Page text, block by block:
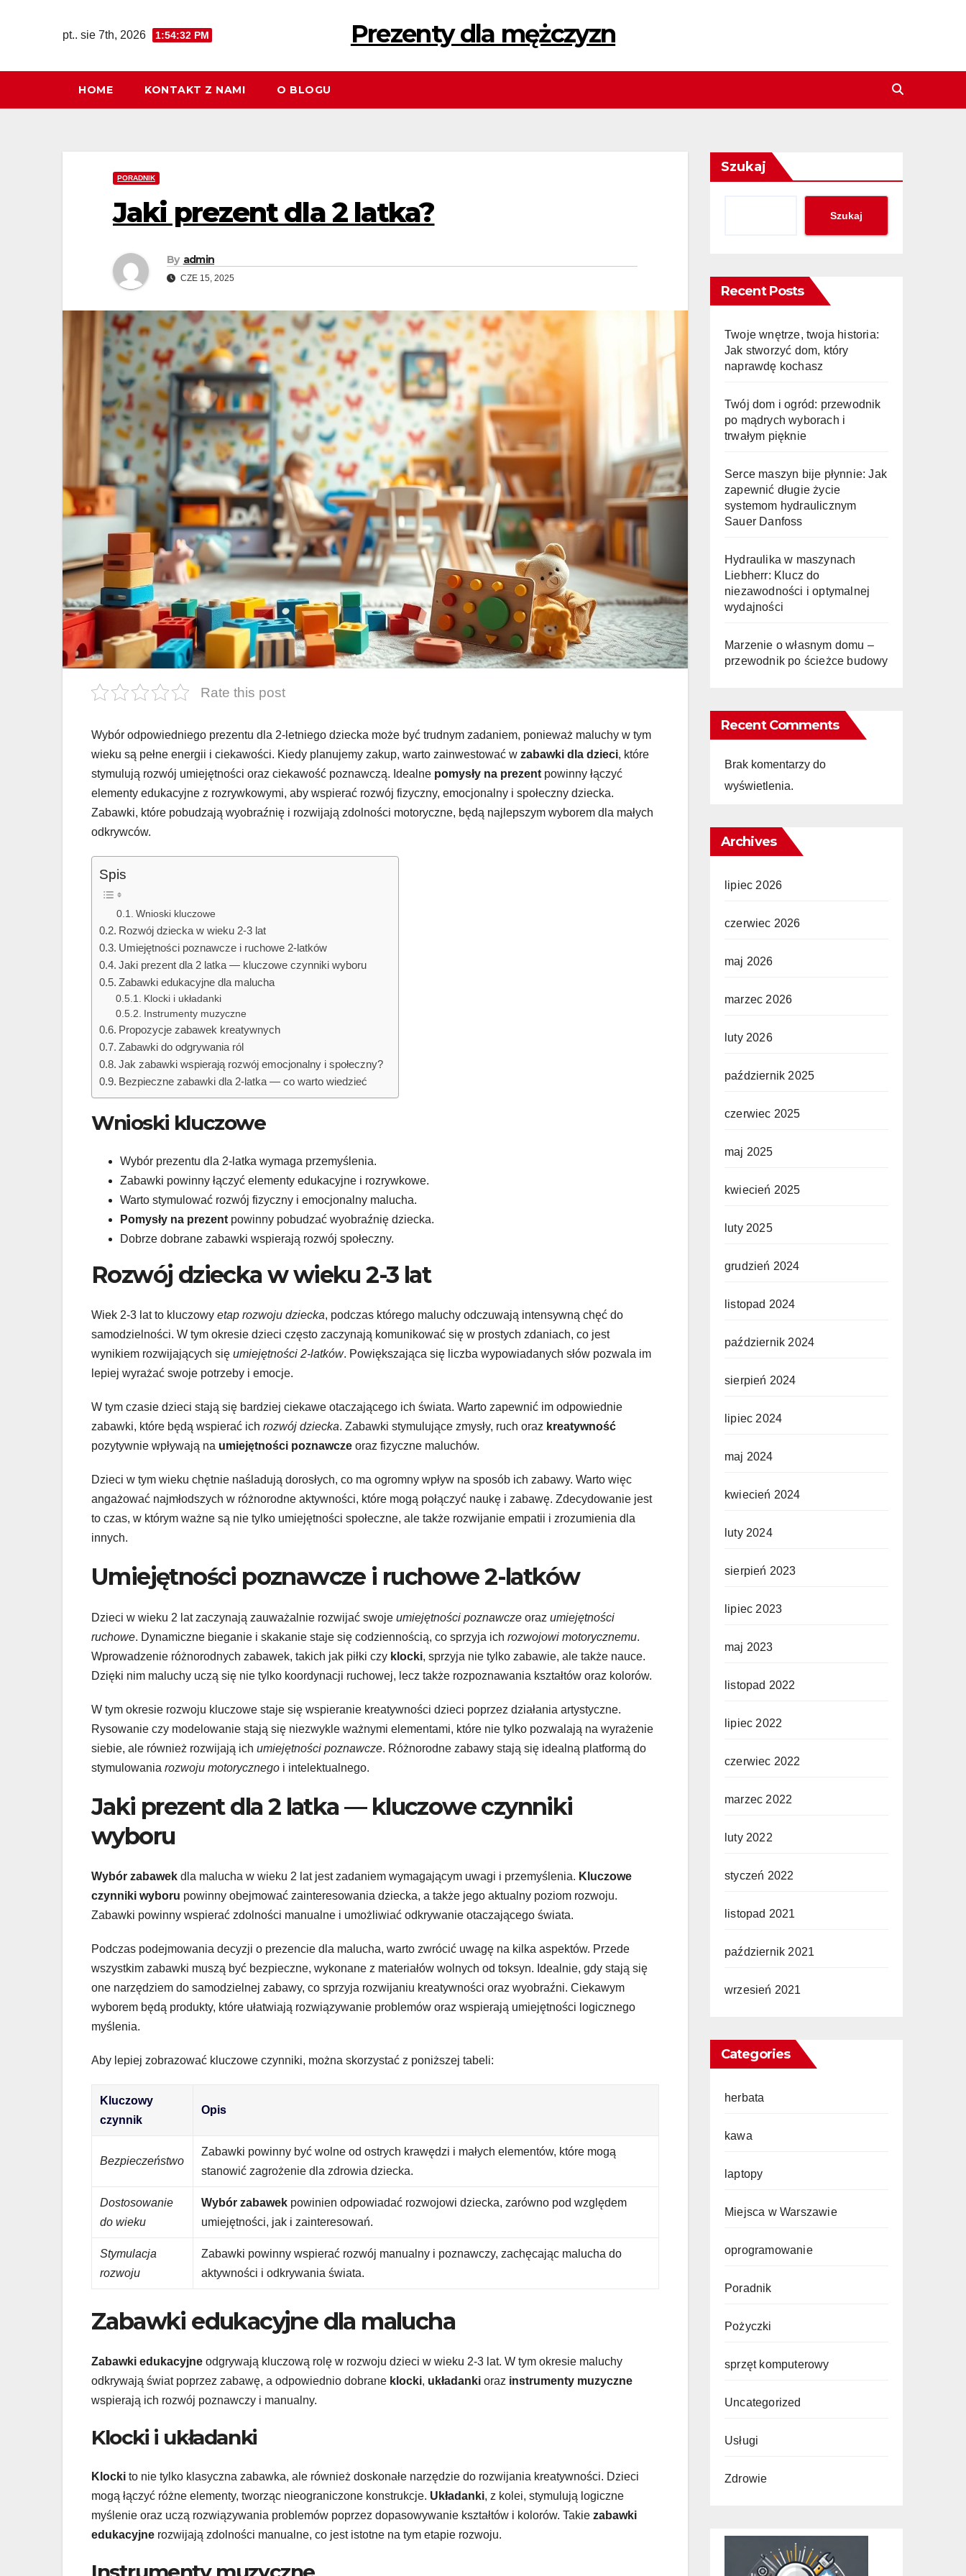
pt.. sie 7th, 2026 1:54:33 PM Prezenty dla mężczyzn
HOME KONTAKT Z NAMI O BLOGU
PORADNIK
Jaki prezent dla 2 latka?
By admin
CZE 15, 2025
Rate this post
Wybór odpowiedniego prezentu dla 2-letniego dziecka może być trudnym zadaniem, ponieważ maluchy w tym
wieku są pełne energii i ciekawości. Kiedy planujemy zakup, warto zainwestować w zabawki dla dzieci, które
stymulują rozwój umiejętności oraz ciekawość poznawczą. Idealne pomysły na prezent powinny łączyć
elementy edukacyjne z rozrywkowymi, aby wspierać rozwój fizyczny, emocjonalny i społeczny dziecka.
Zabawki, które pobudzają wyobraźnię i rozwijają zdolności motoryczne, będą najlepszym wyborem dla małych
odkrywców.
Spis
Wnioski kluczowe
Rozwój dziecka w wieku 2-3 lat
Umiejętności poznawcze i ruchowe 2-latków
Jaki prezent dla 2 latka — kluczowe czynniki wyboru
Zabawki edukacyjne dla malucha
Klocki i układanki
Instrumenty muzyczne
Propozycje zabawek kreatywnych
Zabawki do odgrywania ról
Jak zabawki wspierają rozwój emocjonalny i społeczny?
Bezpieczne zabawki dla 2-latka — co warto wiedzieć
Wnioski kluczowe
Wybór prezentu dla 2-latka wymaga przemyślenia.
Zabawki powinny łączyć elementy edukacyjne i rozrywkowe.
Warto stymulować rozwój fizyczny i emocjonalny malucha.
Pomysły na prezent powinny pobudzać wyobraźnię dziecka.
Dobrze dobrane zabawki wspierają rozwój społeczny.
Rozwój dziecka w wieku 2-3 lat
Wiek 2-3 lat to kluczowy etap rozwoju dziecka, podczas którego maluchy odczuwają intensywną chęć do
samodzielności. W tym okresie dzieci często zaczynają komunikować się w prostych zdaniach, co jest
wynikiem rozwijających się umiejętności 2-latków. Powiększająca się liczba wypowiadanych słów pozwala im
lepiej wyrażać swoje potrzeby i emocje.
W tym czasie dzieci stają się bardziej ciekawe otaczającego ich świata. Warto zapewnić im odpowiednie
zabawki, które będą wspierać ich rozwój dziecka. Zabawki stymulujące zmysły, ruch oraz kreatywność
pozytywnie wpływają na umiejętności poznawcze oraz fizyczne maluchów.
Dzieci w tym wieku chętnie naśladują dorosłych, co ma ogromny wpływ na sposób ich zabawy. Warto więc
angażować najmłodszych w różnorodne aktywności, które mogą połączyć naukę i zabawę. Zdecydowanie jest
to czas, w którym ważne są nie tylko umiejętności społeczne, ale także rozwijanie empatii i zrozumienia dla
innych.
Umiejętności poznawcze i ruchowe 2-latków
Dzieci w wieku 2 lat zaczynają zauważalnie rozwijać swoje umiejętności poznawcze oraz umiejętności
ruchowe. Dynamiczne bieganie i skakanie staje się codziennością, co sprzyja ich rozwojowi motorycznemu.
Wprowadzenie różnorodnych zabawek, takich jak piłki czy klocki, sprzyja nie tylko zabawie, ale także nauce.
Dzięki nim maluchy uczą się nie tylko koordynacji ruchowej, lecz także rozpoznawania kształtów oraz kolorów.
W tym okresie rozwoju kluczowe staje się wspieranie kreatywności dzieci poprzez działania artystyczne.
Rysowanie czy modelowanie stają się niezwykle ważnymi elementami, które nie tylko pozwalają na wyrażenie
siebie, ale również rozwijają ich umiejętności poznawcze. Różnorodne zabawy stają się idealną platformą do
stymulowania rozwoju motorycznego i intelektualnego.
Jaki prezent dla 2 latka — kluczowe czynniki
wyboru
Wybór zabawek dla malucha w wieku 2 lat jest zadaniem wymagającym uwagi i przemyślenia. Kluczowe
czynniki wyboru powinny obejmować zainteresowania dziecka, a także jego aktualny poziom rozwoju.
Zabawki powinny wspierać zdolności manualne i umożliwiać odkrywanie otaczającego świata.
Podczas podejmowania decyzji o prezencie dla malucha, warto zwrócić uwagę na kilka aspektów. Przede
wszystkim zabawki muszą być bezpieczne, wykonane z materiałów wolnych od toksyn. Idealnie, gdy stają się
one narzędziem do samodzielnej zabawy, co sprzyja rozwijaniu kreatywności oraz wyobraźni. Ciekawym
wyborem będą produkty, które ułatwiają rozwiązywanie problemów oraz wspierają umiejętności logicznego
myślenia.
Aby lepiej zobrazować kluczowe czynniki, można skorzystać z poniższej tabeli:
Kluczowy
czynnik
Opis
Bezpieczeństwo
Zabawki powinny być wolne od ostrych krawędzi i małych elementów, które mogą
stanowić zagrożenie dla zdrowia dziecka.
Dostosowanie
do wieku
Wybór zabawek powinien odpowiadać rozwojowi dziecka, zarówno pod względem
umiejętności, jak i zainteresowań.
Stymulacja
rozwoju
Zabawki powinny wspierać rozwój manualny i poznawczy, zachęcając malucha do
aktywności i odkrywania świata.
Zabawki edukacyjne dla malucha
Zabawki edukacyjne odgrywają kluczową rolę w rozwoju dzieci w wieku 2-3 lat. W tym okresie maluchy
odkrywają świat poprzez zabawę, a odpowiednio dobrane klocki, układanki oraz instrumenty muzyczne
wspierają ich rozwój poznawczy i manualny.
Klocki i układanki
Klocki to nie tylko klasyczna zabawka, ale również doskonałe narzędzie do rozwijania kreatywności. Dzieci
mogą łączyć różne elementy, tworząc nieograniczone konstrukcje. Układanki, z kolei, stymulują logiczne
myślenie oraz uczą rozwiązywania problemów poprzez dopasowywanie kształtów i kolorów. Takie zabawki
edukacyjne rozwijają zdolności manualne, co jest istotne na tym etapie rozwoju.
Szukaj
Szukaj
Recent Posts
Twoje wnętrze, twoja historia:
Jak stworzyć dom, który
naprawdę kochasz
Twój dom i ogród: przewodnik
po mądrych wyborach i
trwałym pięknie
Serce maszyn bije płynnie: Jak
zapewnić długie życie
systemom hydraulicznym
Sauer Danfoss
Hydraulika w maszynach
Liebherr: Klucz do
niezawodności i optymalnej
wydajności
Marzenie o własnym domu –
przewodnik po ścieżce budowy
Recent Comments
Brak komentarzy do
wyświetlenia.
Archives
lipiec 2026
czerwiec 2026
maj 2026
marzec 2026
luty 2026
październik 2025
czerwiec 2025
maj 2025
kwiecień 2025
luty 2025
grudzień 2024
listopad 2024
październik 2024
sierpień 2024
lipiec 2024
maj 2024
kwiecień 2024
luty 2024
sierpień 2023
lipiec 2023
maj 2023
listopad 2022
lipiec 2022
czerwiec 2022
marzec 2022
luty 2022
styczeń 2022
listopad 2021
październik 2021
wrzesień 2021
Categories
herbata
kawa
laptopy
Miejsca w Warszawie
oprogramowanie
Poradnik
Pożyczki
sprzęt komputerowy
Uncategorized
Usługi
Zdrowie